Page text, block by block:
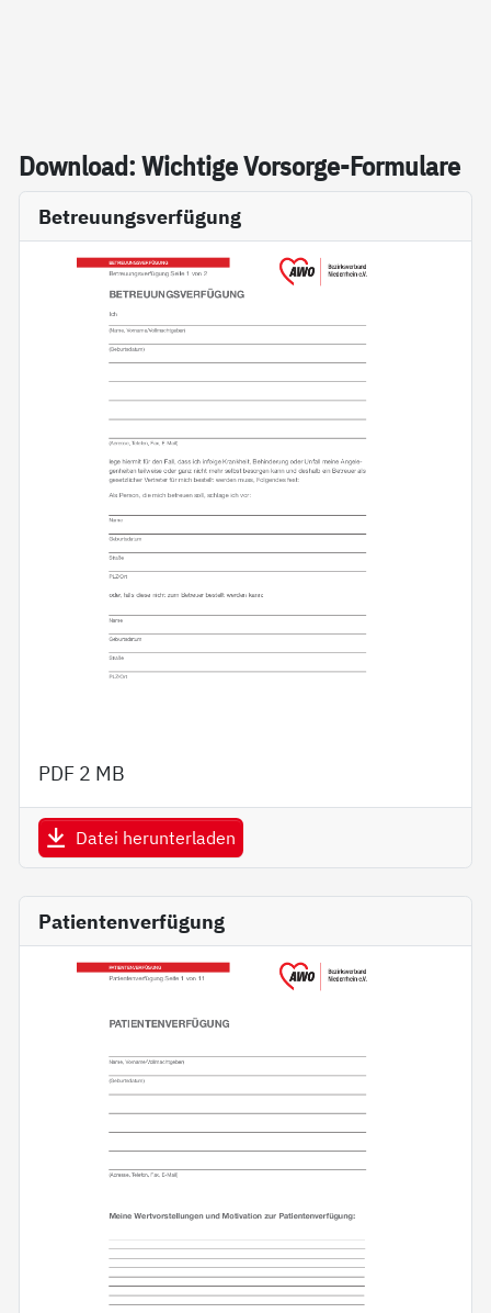
Down­load: Wich­ti­ge Vor­sor­ge-For­mu­la­re
Betreuungsverfügung
PDF 2 MB
Datei herunterladen
Patientenverfügung